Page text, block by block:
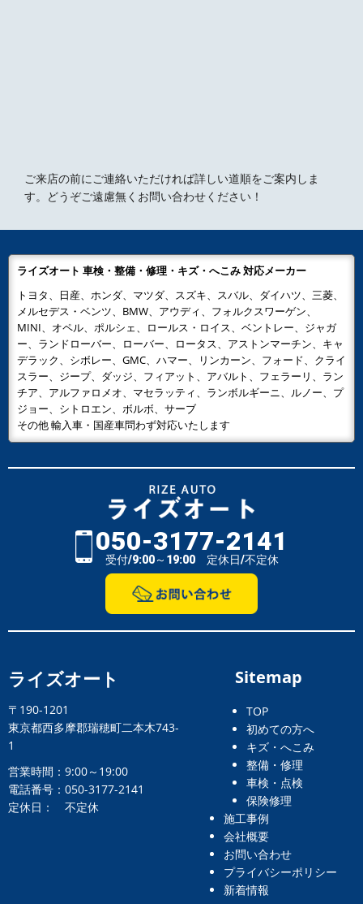
ご来店の前にご連絡いただければ詳しい道順をご案内しま
す。どうぞご遠慮無くお問い合わせください！
ライズオート 車検・整備・修理・キズ・へこみ 対応メーカー
トヨタ、日産、ホンダ、マツダ、スズキ、スバル、ダイハツ、三菱、
メルセデス・ベンツ、BMW、アウディ、フォルクスワーゲン、
MINI、オペル、ポルシェ、ロールス・ロイス、ベントレー、ジャガ
ー、ランドローバー、ローバー、ロータス、アストンマーチン、キャ
デラック、シボレー、GMC、ハマー、リンカーン、フォード、クライ
スラー、ジープ、ダッジ、フィアット、アバルト、フェラーリ、ラン
チア、アルファロメオ、マセラッティ、ランボルギーニ、ルノー、プ
ジョー、シトロエン、ボルボ、サーブ
その他 輸入車・国産車問わず対応いたします
050-3177-2141
受付/9:00～19:00 定休日/不定休
ライズオート
〒190-1201
東京都西多摩郡瑞穂町二本木743-
1
営業時間：9:00～19:00
電話番号：050-3177-2141
定休日： 不定休
Sitemap
TOP
初めての方へ
キズ・へこみ
整備・修理
車検・点検
保険修理
施工事例
会社概要
お問い合わせ
プライバシーポリシー
新着情報